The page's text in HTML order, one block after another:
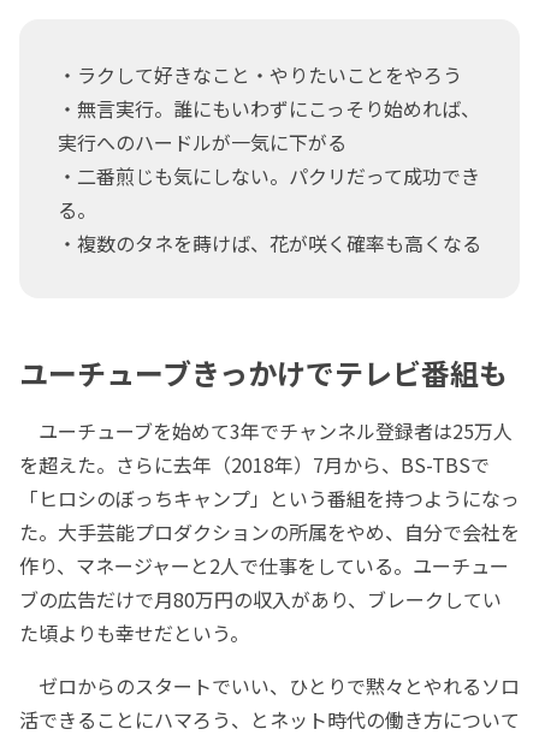
・ラクして好きなこと・やりたいことをやろう
・無言実行。誰にもいわずにこっそり始めれば、
実行へのハードルが一気に下がる
・二番煎じも気にしない。パクリだって成功でき
る。
・複数のタネを蒔けば、花が咲く確率も高くなる
ユーチューブきっかけでテレビ番組も
ユーチューブを始めて3年でチャンネル登録者は25万人
を超えた。さらに去年（2018年）7月から、BS-TBSで
「ヒロシのぼっちキャンプ」という番組を持つようになっ
た。大手芸能プロダクションの所属をやめ、自分で会社を
作り、マネージャーと2人で仕事をしている。ユーチュー
ブの広告だけで月80万円の収入があり、ブレークしてい
た頃よりも幸せだという。
ゼロからのスタートでいい、ひとりで黙々とやれるソロ
活できることにハマろう、とネット時代の働き方について